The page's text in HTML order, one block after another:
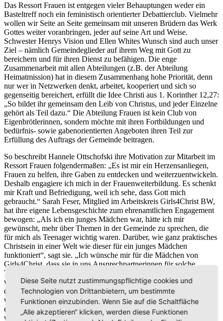
Das Ressort Frauen ist entgegen vieler Behauptungen weder ein
Basteltreff noch ein feministisch orientierter Debattierclub. Vielmehr
wollen wir Seite an Seite gemeinsam mit unseren Brüdern das Werk
Gottes weiter voranbringen, jeder auf seine Art und Weise.
Schwester Henrys Vision und Ellen Whites Wunsch sind auch unser
Ziel – nämlich Gemeindeglieder auf ihrem Weg mit Gott zu
bereichern und für ihren Dienst zu befähigen. Die enge
Zusammenarbeit mit allen Abteilungen (z.B. der Abteilung
Heimatmission) hat in diesem Zusammenhang hohe Priorität, denn
nur wer in Netzwerken denkt, arbeitet, kooperiert und sich so
gegenseitig bereichert, erfüllt die Idee Christi aus 1. Korinther 12,27:
„So bildet ihr gemeinsam den Leib von Christus, und jeder Einzelne
gehört als Teil dazu.“ Die Abteilung Frauen ist kein Club von
Eigenbrötlerinnen, sondern möchte mit ihren Fortbildungen und
bedürfnis- sowie gabenorientierten Angeboten ihren Teil zur
Erfüllung des Auftrags der Gemeinde beitragen.
So beschreibt Hannele Ottschofski ihre Motivation zur Mitarbeit im
Ressort Frauen folgendermaßen: „Es ist mir ein Herzensanliegen,
Frauen zu helfen, ihre Gaben zu entdecken und weiterzuentwickeln.
Deshalb engagiere ich mich in der Frauenweiterbildung. Es schenkt
mir Kraft und Befriedigung, weil ich sehe, dass Gott mich
gebraucht.“ Sarah Feser, Mitglied im Arbeitskreis Girls4Christ BW,
hat ihre eigene Lebensgeschichte zum ehrenamtlichen Engagement
bewogen: „Als ich ein junges Mädchen war, hätte ich mir
gewünscht, mehr über Themen in der Gemeinde zu sprechen, die
für mich als Teenager wichtig waren. Darüber, wie ganz praktisches
Christsein in einer Welt wie dieser für ein junges Mädchen
funktioniert“, sagt sie. „Ich wünsche mir für die Mädchen von
Girls4Christ, dass sie in uns Ansprechpartnerinnen für solche
Themen finden; dass wir gemeinsam erleben können, wie
wunderschön ein Leben mit Jesus ist. Und dass wir unsere Freude
daran an andere weitergeben können.” In 1. Petrus 4,10 (NL) lesen
wir: „Gott hat jedem von euch Gaben geschenkt, mit denen ihr
einander dienen sollt. Setzt sie gut ein, damit sichtbar wird, wie
vielfältig Gottes Gnade ist.“ Ich freue mich, dass sich viele unserer
Diese Seite nutzt zustimmungspflichtige cookies und
Technologien von Drittanbietern, um bestimmte
Funktionen einzubinden. Wenn Sie auf die Schaltfläche
„Alle akzeptieren“ klicken, werden diese Funktionen